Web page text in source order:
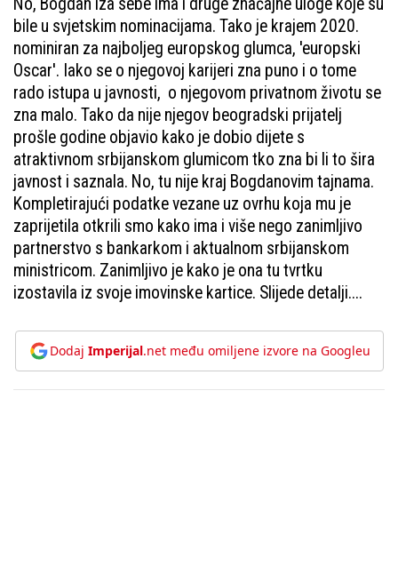
No, Bogdan iza sebe ima i druge značajne uloge koje su
bile u svjetskim nominacijama. Tako je krajem 2020.
nominiran za najboljeg europskog glumca, 'europski
Oscar'. Iako se o njegovoj karijeri zna puno i o tome
rado istupa u javnosti, o njegovom privatnom životu se
zna malo. Tako da nije njegov beogradski prijatelj
prošle godine objavio kako je dobio dijete s
atraktivnom srbijanskom glumicom tko zna bi li to šira
javnost i saznala. No, tu nije kraj Bogdanovim tajnama.
Kompletirajući podatke vezane uz ovrhu koja mu je
zaprijetila otkrili smo kako ima i više nego zanimljivo
partnerstvo s bankarkom i aktualnom srbijanskom
ministricom. Zanimljivo je kako je ona tu tvrtku
izostavila iz svoje imovinske kartice. Slijede detalji....
Dodaj Imperijal.net među omiljene izvore na Googleu